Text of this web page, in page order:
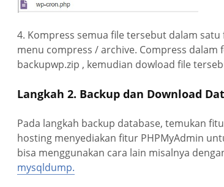
4. Kompress semua file tersebut dalam
menu compress / archive. Compress dalam
backupwp.zip , kemudian dowload file
Langkah 2. Backup dan Download
Pada langkah backup database, temukan
hosting menyediakan fitur PHPMyAdmin
bisa menggunakan cara lain misalnya
mysqldump.